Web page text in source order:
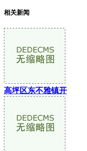
相关新闻
高坪区东不雅镇开